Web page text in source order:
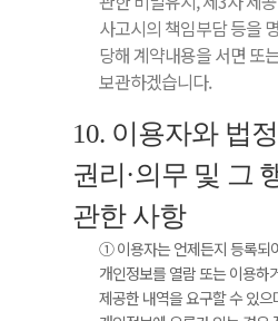
사고시의 책임부담 등을
당해 계약내용을 서면 또
보관하겠습니다.
10. 이용자와 법
권리·의무 및 그
관한 사항
① 이용자는 언제든지 등록되
개인정보를 열람 또는 이용하
제공한 내역을 요구할 수 있으